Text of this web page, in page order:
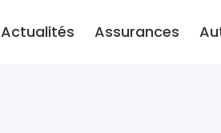
Actualités Assurances